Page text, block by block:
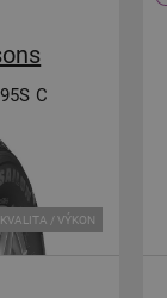
C
KVALITA / VÝKON